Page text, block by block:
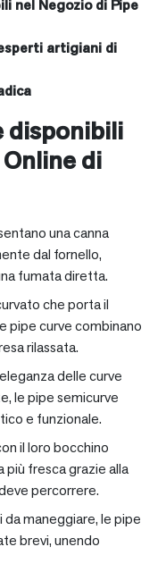
nel Negozio di Pipe
artigiani di
disponibili
di
una canna
dal fornello,
fumata diretta.
che porta il
pipe curve combinano
rilassata.
delle curve
le pipe semicurve
e funzionale.
il loro bocchino
fresca grazie alla
percorrere.
maneggiare, le pipe
brevi, unendo